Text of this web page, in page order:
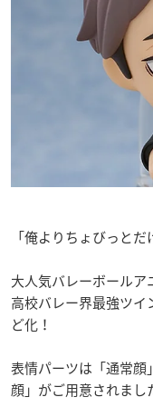
「俺よりちょびっと
大人気バレーボールア
高校バレー界最強ツイ
ど化！
表情パーツは「通常顔
顔」がご用意されまし